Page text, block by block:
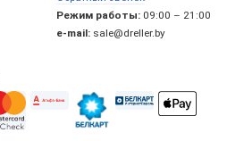
Режим работы: 09:00 – 21:00
e-mail: sale@dreller.by